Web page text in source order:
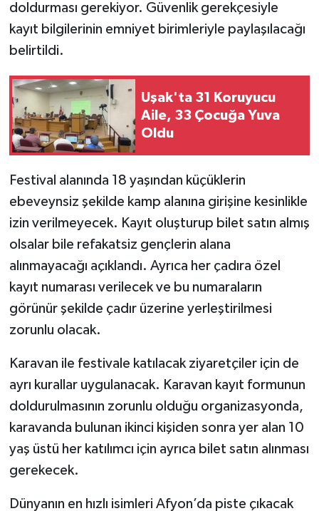
doldurması gerekiyor. Güvenlik gerekçesiyle
kayıt bilgilerinin emniyet birimleriyle paylaşılacağı
belirtildi.
Uşak'ta 31 Koruyucu
Aile, 33 Çocuğa Yuva
Oldu
Festival alanında 18 yaşından küçüklerin
ebeveynsiz şekilde kamp alanına girişine kesinlikle
izin verilmeyecek. Kayıt oluşturup bilet satın almış
olsalar bile refakatsiz gençlerin alana
alınmayacağı açıklandı. Ayrıca her çadıra özel
kayıt numarası verilecek ve bu numaraların
görünür şekilde çadır üzerine yerleştirilmesi
zorunlu olacak.
Karavan ile festivale katılacak ziyaretçiler için de
ayrı kurallar uygulanacak. Karavan kayıt formunun
doldurulmasının zorunlu olduğu organizasyonda,
karavanda bulunan ikinci kişiden sonra yer alan 10
yaş üstü her katılımcı için ayrıca bilet satın alınması
gerekecek.
Dünyanın en hızlı isimleri Afyon’da piste çıkacak